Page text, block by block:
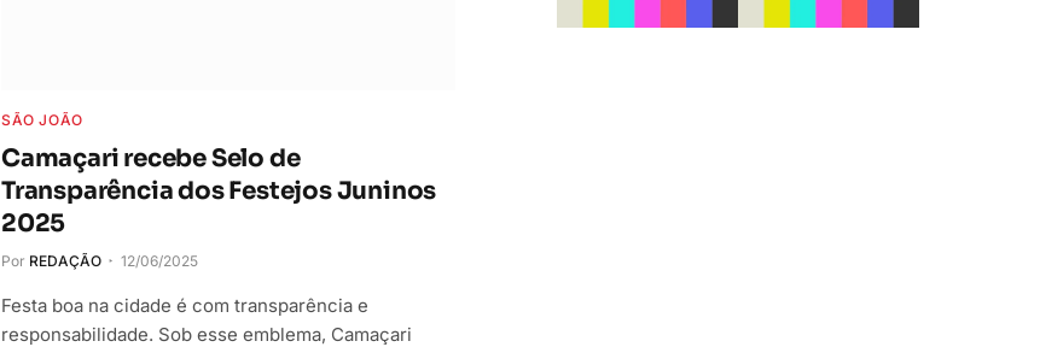
SÃO JOÃO
Camaçari recebe Selo de
Transparência dos Festejos Juninos
2025
Por REDAÇÃO 12/06/2025
Festa boa na cidade é com transparência e
responsabilidade. Sob esse emblema, Camaçari